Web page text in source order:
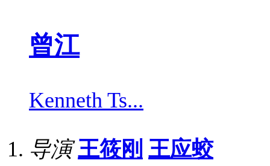
曾江
Kenneth Ts...
导演 王筱刚 王应蛟